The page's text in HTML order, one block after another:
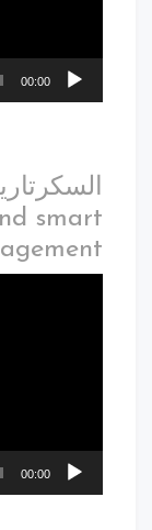
00:00
smart
00:00